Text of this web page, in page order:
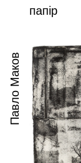
Павло Маков
папір